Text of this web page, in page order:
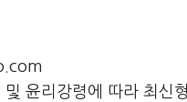
윤리강령에 따라 최신